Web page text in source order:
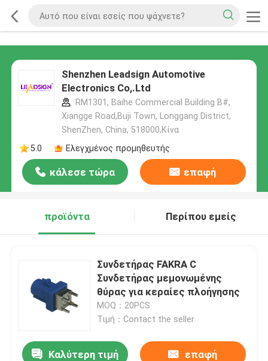
Shenzhen Leadsign Automotive
Electronics Co,.Ltd
RM1301, Baihe Commercial Building B#,
Xiangge Road,Buji Town, Longgang District,
ShenZhen, China, 518000,Κίνα
5.0
Ελεγχμένος προμηθευτής
κάλεσε τώρα επαφή
προϊόντα Περίπου εμείς
Συνδετήρας FAKRA C
Συνδετήρας μεμονωμένης
θύρας για κεραίες πλοήγησης
MOQ：20PCS
Τιμή：Contact the seller
Καλύτερη τιμή επαφή